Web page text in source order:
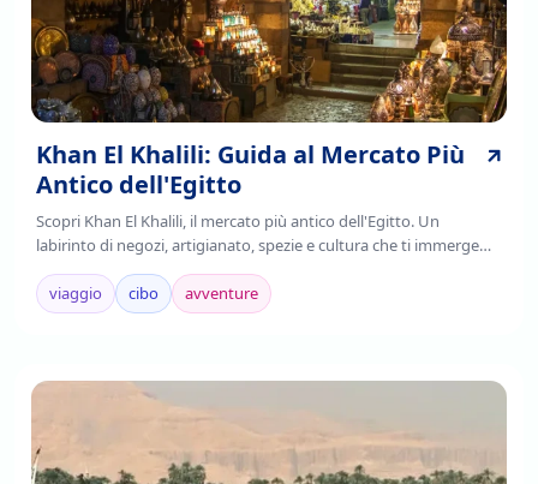
Khan El Khalili: Guida al Mercato Più
Antico dell'Egitto
Scopri Khan El Khalili, il mercato più antico dell'Egitto. Un
labirinto di negozi, artigianato, spezie e cultura che ti immerge
nell'autenticità cairota. Leggi!
viaggio
cibo avventure